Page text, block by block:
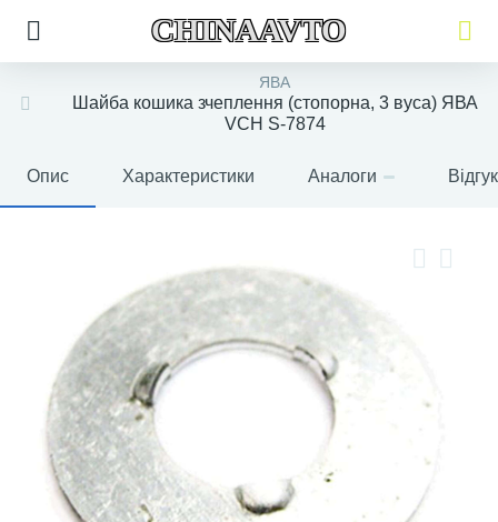
CHINAAVTO
ЯВА
Шайба кошика зчеплення (стопорна, 3 вуса) ЯВА
VCH S-7874
Опис Характеристики Аналоги